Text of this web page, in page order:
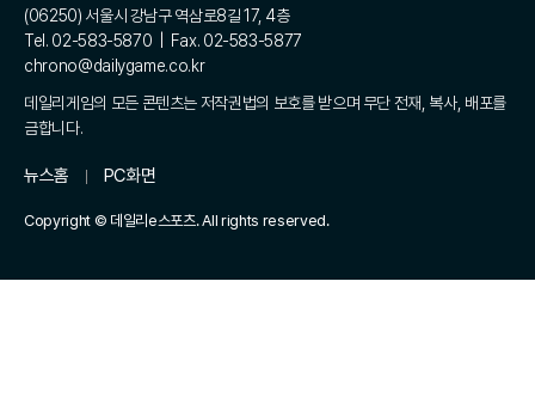
(06250) 서울시 강남구 역삼로8길 17, 4층
Tel. 02-583-5870 | Fax. 02-583-5877
chrono@dailygame.co.kr
데일리게임의 모든 콘텐츠는 저작권법의 보호를 받으며 무단 전재, 복사, 배포를
금합니다.
뉴스홈 PC화면
Copyright © 데일리e스포츠. All rights reserved.